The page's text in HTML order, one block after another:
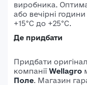
виробника.
або вечірні
+15°C до +25°C.
Де придбати
Придбати
компаніїWellagro
Поле. Магазин